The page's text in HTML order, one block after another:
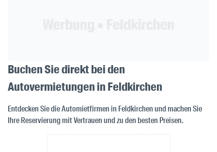
Buchen Sie direkt bei den
Autovermietungen in Feldkirchen
Entdecken Sie die Automietfirmen in Feldkirchen und machen Sie
Ihre Reservierung mit Vertrauen und zu den besten Preisen.